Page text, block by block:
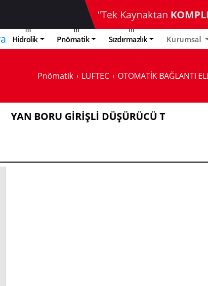
"Tek Kaynaktan
Hidrolik Pnömatik Sızdırmazlık Kurumsal
Pnömatik LUFTEC OTOMATİK BAĞLANTI
YAN BORU GİRİŞLİ DÜŞÜRÜCÜ T